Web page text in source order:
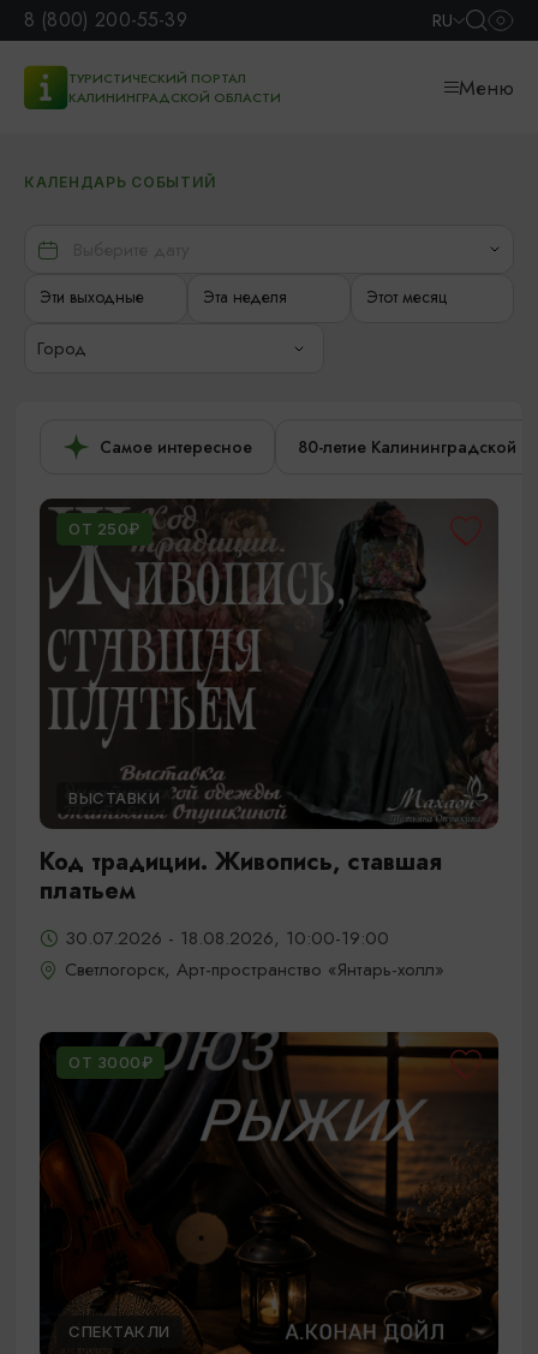
8 (800) 200-55-39 RU
ТУРИСТИЧЕСКИЙ ПОРТАЛ
КАЛИНИНГРАДСКОЙ ОБЛАСТИ
Меню
КАЛЕНДАРЬ СОБЫТИЙ
Эти выходные Эта неделя Этот месяц
Город
Самое интересное 80-летие Калининградской
ОТ 250₽
ВЫСТАВКИ
Код традиции. Живопись, ставшая
платьем
30.07.2026 - 18.08.2026, 10:00-19:00
Светлогорск, Арт-пространство «Янтарь-холл»
ОТ 3000₽
СПЕКТАКЛИ